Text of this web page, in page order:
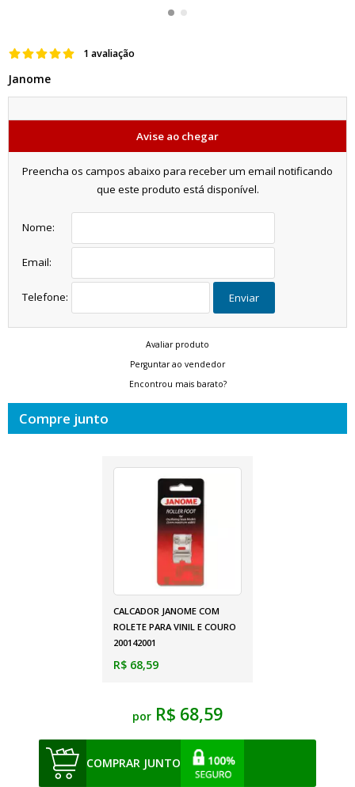
1 avaliação
Janome
Avise ao chegar
Preencha os campos abaixo para receber um email notificando
que este produto está disponível.
Nome:
Email:
Telefone: Enviar
Avaliar produto
Perguntar ao vendedor
Encontrou mais barato?
Compre junto
CALCADOR JANOME COM
ROLETE PARA VINIL E COURO
200142001
R$ 68,59
por R$ 68,59
COMPRAR JUNTO